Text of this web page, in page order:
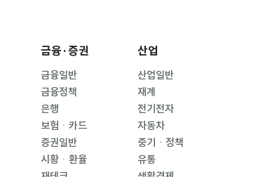
금융·증권
금융일반
금융정책
은행
보험ㆍ카드
증권일반
시황ㆍ환율
산업
산업일반
재계
전기전자
자동차
중기ㆍ정책
유통